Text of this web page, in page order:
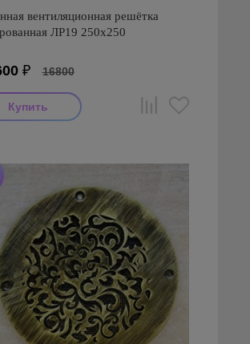
вентиляционная решётка
ЛР19 250х250
₽ 16800